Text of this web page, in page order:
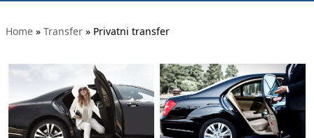
Home » Transfer » Privatni transfer